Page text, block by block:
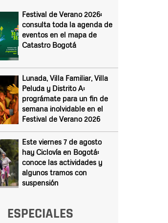
Festival de Verano 2026:
consulta toda la agenda de
eventos en el mapa de
Catastro Bogotá
Lunada, Villa Familiar, Villa
Peluda y Distrito A:
prográmate para un fin de
semana inolvidable en el
Festival de Verano 2026
Este viernes 7 de agosto
hay Ciclovía en Bogotá:
conoce las actividades y
algunos tramos con
suspensión
ESPECIALES